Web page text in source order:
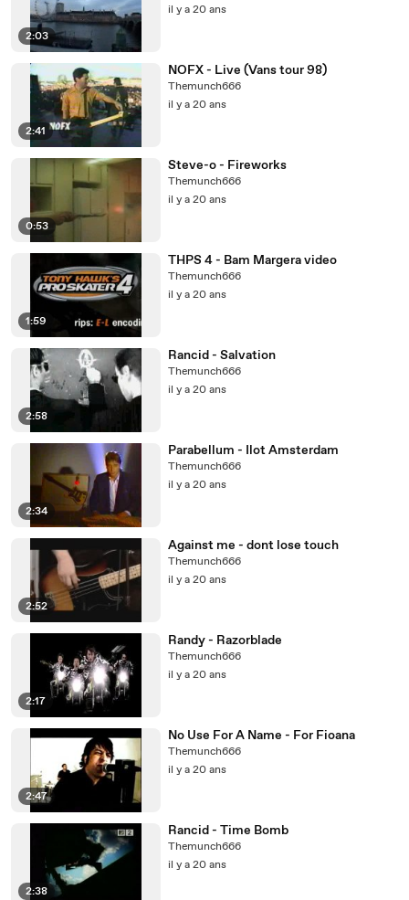
2:03
il y a 20 ans
2:41
NOFX - Live (Vans tour 98)
Themunch666
il y a 20 ans
0:53
Steve-o - Fireworks
Themunch666
il y a 20 ans
1:59
THPS 4 - Bam Margera video
Themunch666
il y a 20 ans
2:58
Rancid - Salvation
Themunch666
il y a 20 ans
2:34
Parabellum - Ilot Amsterdam
Themunch666
il y a 20 ans
2:52
Against me - dont lose touch
Themunch666
il y a 20 ans
2:17
Randy - Razorblade
Themunch666
il y a 20 ans
2:47
No Use For A Name - For Fioana
Themunch666
il y a 20 ans
2:38
Rancid - Time Bomb
Themunch666
il y a 20 ans